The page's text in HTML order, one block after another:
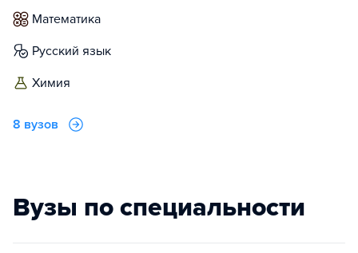
математика
русский язык
химия
8 вузов
Вузы по специальности